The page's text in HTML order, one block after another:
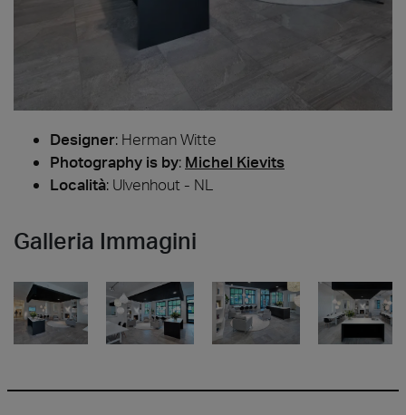
Designer: Herman Witte
Photography is by: Michel Kievits
Località: Ulvenhout - NL
Galleria Immagini